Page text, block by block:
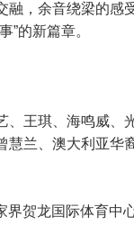
融，余音绕梁的感
”的新篇章。
王琪、海鸣威、
兰、澳大利亚华
贺龙国际体育中